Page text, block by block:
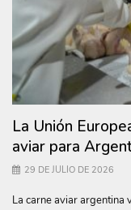
La Unión
aviar para
29 DE JULIO DE 2026
La carne aviar argentina